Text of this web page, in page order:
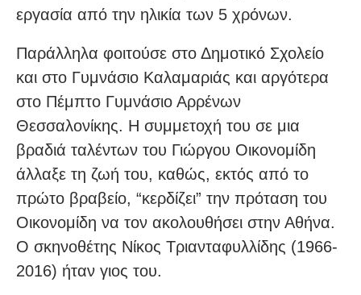
εργασία από την ηλικία των 5 χρόνων.
Παράλληλα φοιτούσε στο Δημοτικό Σχολείο
και στο Γυμνάσιο Kαλαμαριάς και αργότερα
στο Πέμπτο Γυμνάσιο Αρρένων
Θεσσαλονίκης. Η συμμετοχή του σε μια
βραδιά ταλέντων του Γιώργου Οικονομίδη
άλλαξε τη ζωή του, καθώς, εκτός από το
πρώτο βραβείο, “κερδίζει” την πρόταση του
Οικονομίδη να τον ακολουθήσει στην Αθήνα.
Ο σκηνοθέτης Νίκος Τριανταφυλλίδης (1966-
2016) ήταν γιος του.